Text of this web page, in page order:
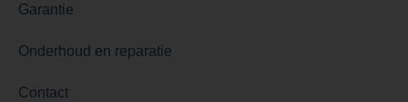
Garantie
Onderhoud en reparatie
Contact